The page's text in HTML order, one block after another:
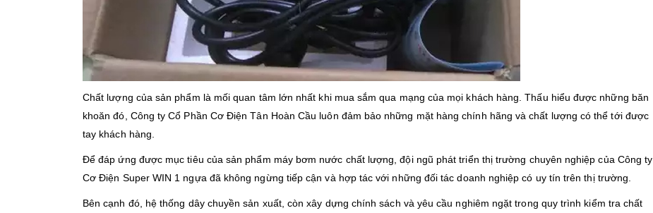
Chất lượng của sản phẩm là mối quan tâm lớn nhất khi mua sắm qua mạng của mọi khách hàng. Thấu hiểu được những băn
khoăn đó, Công ty Cổ Phần Cơ Điện Tân Hoàn Cầu luôn đảm bảo những mặt hàng chính hãng và chất lượng có thể tới được
tay khách hàng.
Để đáp ứng được mục tiêu của sản phẩm máy bơm nước chất lượng, đội ngũ phát triển thị trường chuyên nghiệp của Công ty
Cơ Điện Super WIN 1 ngựa đã không ngừng tiếp cận và hợp tác với những đối tác doanh nghiệp có uy tín trên thị trường.
Bên cạnh đó, hệ thống dây chuyền sản xuất, còn xây dựng chính sách và yêu cầu nghiêm ngặt trong quy trình kiểm tra chất